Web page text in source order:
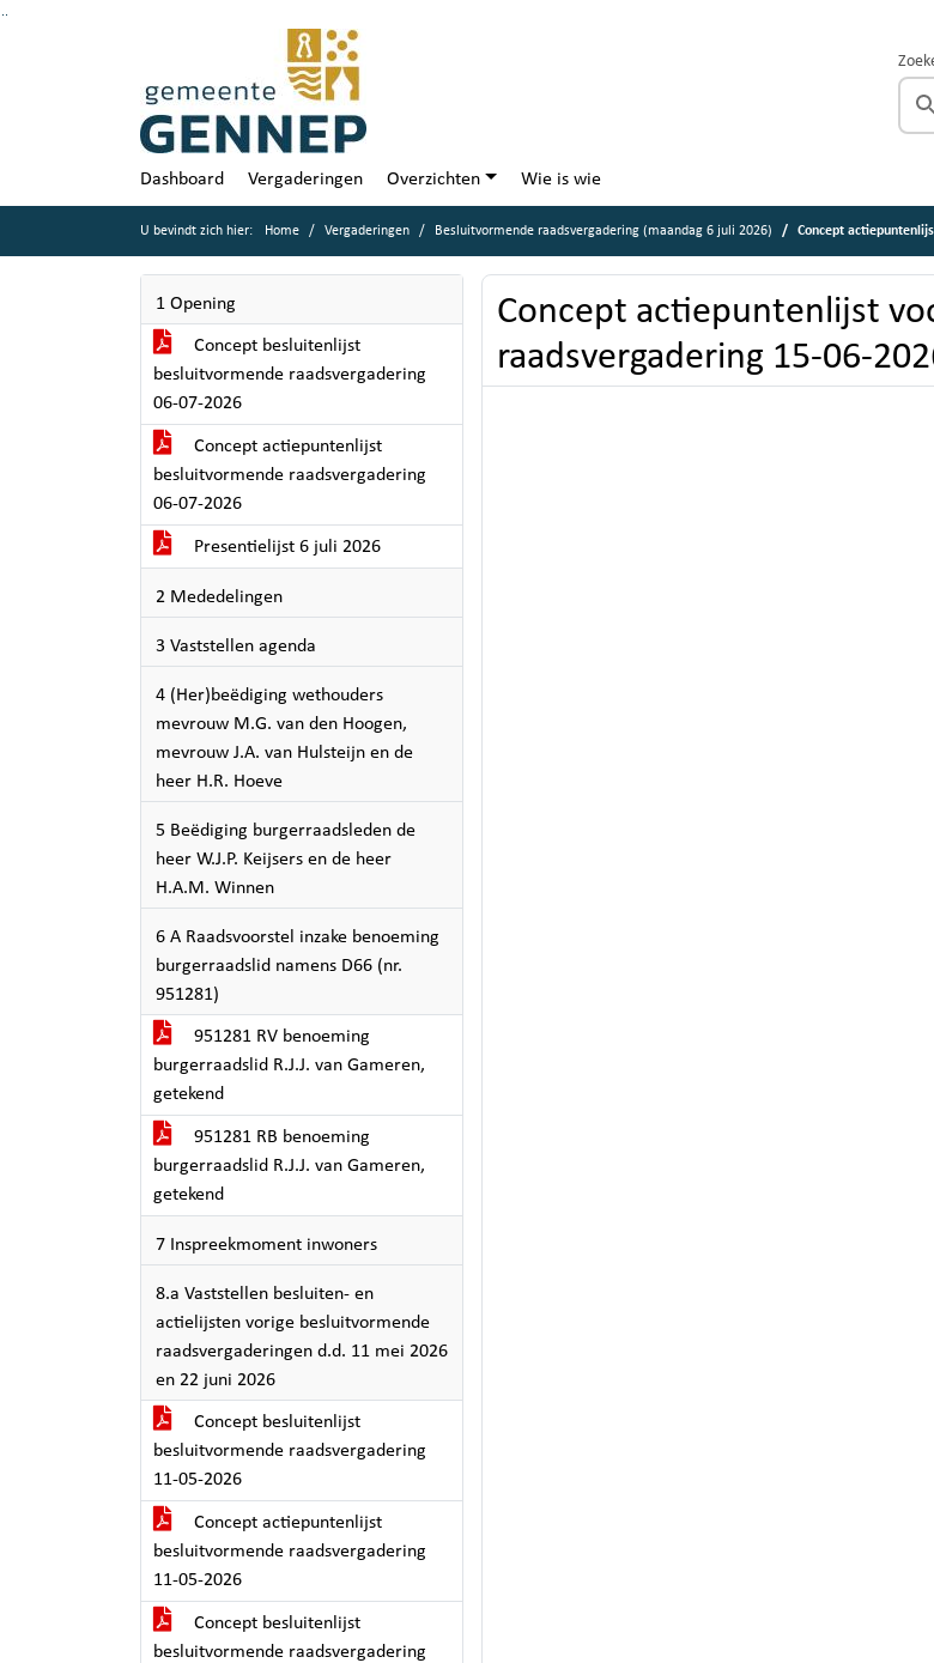
Dashboard Vergaderingen Overzichten Wie is wie
U bevindt zich hier: Home Vergaderingen Besluitvormende raadsvergadering (maandag 6 juli 2026) Concept
1 Opening
Concept besluitenlijst
besluitvormende raadsvergadering
06-07-2026
Concept actiepuntenlijst
besluitvormende raadsvergadering
06-07-2026
Presentielijst 6 juli 2026
2 Mededelingen
3 Vaststellen agenda
4 (Her)beëdiging wethouders
mevrouw M.G. van den Hoogen,
mevrouw J.A. van Hulsteijn en de
heer H.R. Hoeve
5 Beëdiging burgerraadsleden de
heer W.J.P. Keijsers en de heer
H.A.M. Winnen
6 A Raadsvoorstel inzake benoeming
burgerraadslid namens D66 (nr.
951281)
951281 RV benoeming
burgerraadslid R.J.J. van Gameren,
getekend
951281 RB benoeming
burgerraadslid R.J.J. van Gameren,
getekend
7 Inspreekmoment inwoners
8.a Vaststellen besluiten- en
actielijsten vorige besluitvormende
raadsvergaderingen d.d. 11 mei 2026
en 22 juni 2026
Concept besluitenlijst
besluitvormende raadsvergadering
11-05-2026
Concept actiepuntenlijst
besluitvormende raadsvergadering
11-05-2026
Concept besluitenlijst
besluitvormende raadsvergadering
Concept actiepuntenlijst
raadsvergadering 15-06-